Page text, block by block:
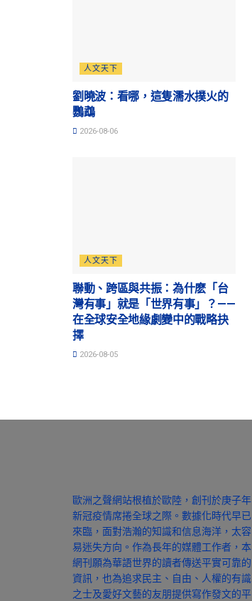
人文天下
劉曉波：看哪，這隻濡水撲火的
鸚鵡
2026-08-06
人文天下
聯動、跨區與共振：為什麽「台
灣有事」就是「世界有事」？——
在全球安全地緣劇變中的戰略抉
擇
2026-08-05
歐洲之聲網站根植於歐陸，創刊於庚子年
新冠疫情席捲全球之際。數據化時代早已
來臨，面對浩瀚的知識和信息海洋，太容
易迷失方向。作為長年的媒體工作者，本
網刊願為華語世界的讀者傳送平實可靠的
資訊，也為追求民主、自由、人權的有識
之士及愛好文藝的友朋提供寫作發文的平